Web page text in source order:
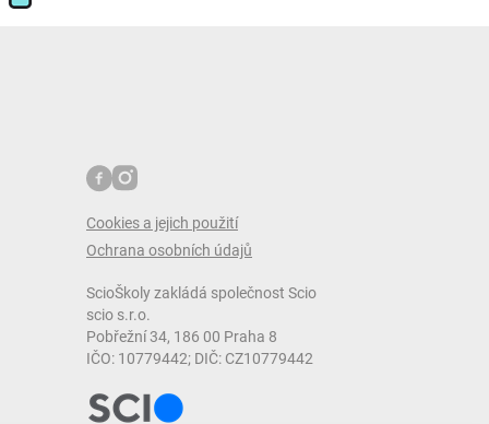
Cookies a jejich použití
Ochrana osobních údajů
ScioŠkoly zakládá společnost Scio
scio s.r.o.
Pobřežní 34, 186 00 Praha 8
IČO: 10779442; DIČ: CZ10779442